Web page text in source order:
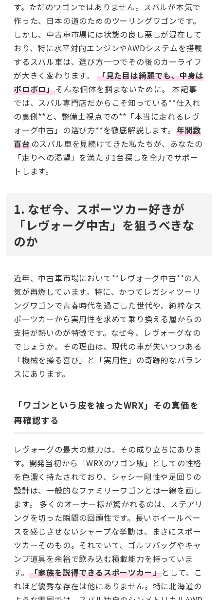
す。ただのワゴンではありません。スバルが本気で
作った、日本の道のためのツーリングワゴンです。
しかし、中古車市場には状態の良し悪しが混在して
おり、特に水平対向エンジンやAWDシステムを搭載
するスバル車は、選び方一つでその後のカーライフ
が大きく変わります。 「見た目は綺麗でも、中身は
ボロボロ」そんな個体を掴まないために。 本記事
では、スバル専門店だからこそ知っている**仕入れ
の裏側**と、整備士視点での**「本当に走れるレヴ
ォーグ中古」の選び方**を徹底解説します。 年間数
百台のスバル車を見続けてきた私たちが、あなたの
「走りへの渇望」を満たす1台探しを全力でサポー
トします。
1. なぜ今、スポーツカー好きが
「レヴォーグ中古」を狙うべきな
のか
近年、中古車市場において**レヴォーグ中古**の人
気が再燃しています。特に、かつてレガシィツーリ
ングワゴンで青春時代を過ごした世代や、純粋なス
ポーツカーから実用性を求めて乗り換える層からの
支持が熱いのが特徴です。なぜ今、レヴォーグなの
でしょうか。その理由は、現代の車が失いつつある
「機械を操る喜び」と「実用性」の奇跡的なバラン
スにあります。
「ワゴンという皮を被ったWRX」その真価を
再確認する
レヴォーグの最大の魅力は、その成り立ちにありま
す。開発当初から「WRXのワゴン版」としての性格
を色濃く持たされており、シャシー剛性や足回りの
設計は、一般的なファミリーワゴンとは一線を画し
ます。 多くのオーナー様が驚かれるのは、ステアリ
ングを切った瞬間の回頭性です。長いホイールベー
スを感じさせないシャープな挙動は、まさにスポー
ツカーそのもの。それでいて、ゴルフバッグやキャ
ンプ道具を余裕で飲み込む積載能力を持っていま
す。 「家族を説得できるスポーツカー」として、こ
れほど優秀な存在は他にありません。特に北海道の